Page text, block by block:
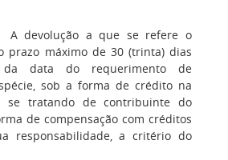
devolução a que se refere o
prazo máximo de 30 (trinta) dias
da data do requerimento de
sob a forma de crédito na
se tratando de contribuinte do
de compensação com créditos
responsabilidade, a critério do